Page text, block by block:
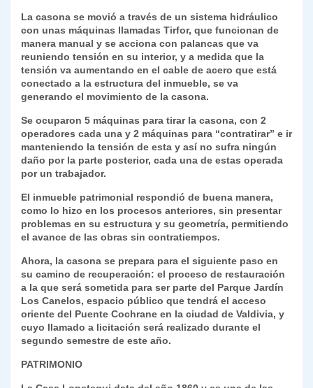
La casona se movió a través de un sistema hidráulico
con unas máquinas llamadas Tirfor, que funcionan de
manera manual y se acciona con palancas que va
reuniendo tensión en su interior, y a medida que la
tensión va aumentando en el cable de acero que está
conectado a la estructura del inmueble, se va
generando el movimiento de la casona.
Se ocuparon 5 máquinas para tirar la casona, con 2
operadores cada una y 2 máquinas para “contratirar” e ir
manteniendo la tensión de esta y así no sufra ningún
daño por la parte posterior, cada una de estas operada
por un trabajador.
El inmueble patrimonial respondió de buena manera,
como lo hizo en los procesos anteriores, sin presentar
problemas en su estructura y su geometría, permitiendo
el avance de las obras sin contratiempos.
Ahora, la casona se prepara para el siguiente paso en
su camino de recuperación: el proceso de restauración
a la que será sometida para ser parte del Parque Jardín
Los Canelos, espacio público que tendrá el acceso
oriente del Puente Cochrane en la ciudad de Valdivia, y
cuyo llamado a licitación será realizado durante el
segundo semestre de este año.
PATRIMONIO